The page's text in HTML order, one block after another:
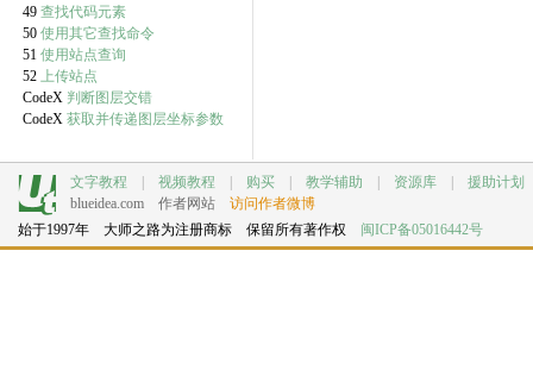
49 查找代码元素
50 使用其它查找命令
51 使用站点查询
52 上传站点
CodeX 判断图层交错
CodeX 获取并传递图层坐标参数
文字教程 视频教程 购买 教学辅助 资源库 援助计划
blueidea.com
作者网站 访问作者微博
始于1997年 大师之路为注册商标 保留所有著作权 闽ICP备05016442号